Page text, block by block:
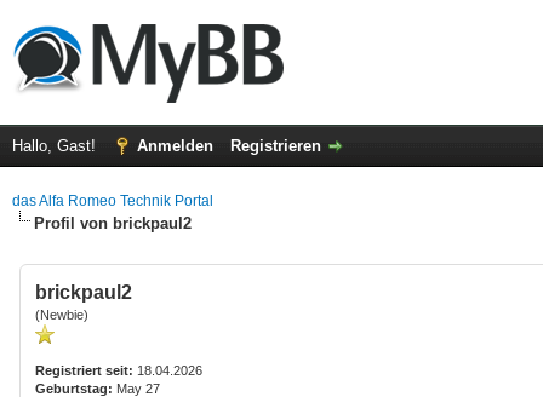
Hallo, Gast! Anmelden Registrieren
das Alfa Romeo Technik Portal
Profil von brickpaul2
brickpaul2
(Newbie)
Registriert seit: 18.04.2026
Geburtstag: May 27